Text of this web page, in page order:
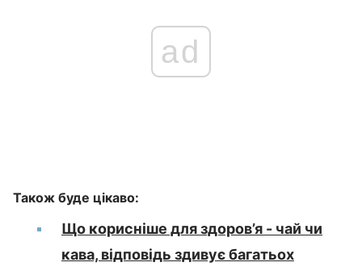
ad
Також буде цікаво:
Що корисніше для здоров’я - чай чи
кава, відповідь здивує багатьох